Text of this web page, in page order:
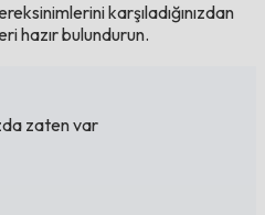
karşıladığınızdan
hazır bulundurun.
zaten var